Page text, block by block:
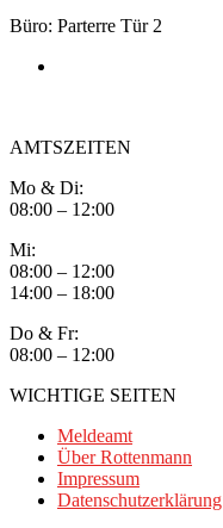
Büro: Parterre Tür 2
AMTSZEITEN
Mo & Di:
08:00 – 12:00
Mi:
08:00 – 12:00
14:00 – 18:00
Do & Fr:
08:00 – 12:00
WICHTIGE SEITEN
Meldeamt
Über Rottenmann
Impressum
Datenschutzerklärung